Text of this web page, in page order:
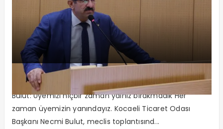
“Her zaman üyemizin yanındayız”
Bulut: Üyemizi hiçbir zaman yalnız bırakmadık Her
zaman üyemizin yanındayız. Kocaeli Ticaret Odası
Başkanı Necmi Bulut, meclis toplantısınd...